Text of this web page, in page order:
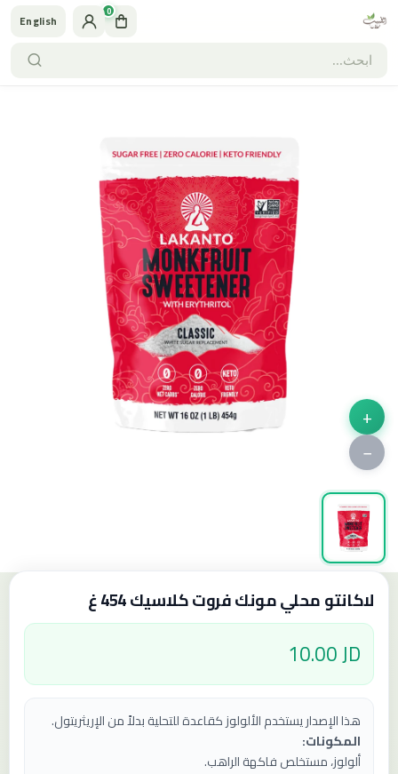
0
English
+
−
لاكانتو محلي مونك فروت كلاسيك 454 غ
10.00 JD
هذا الإصدار يستخدم الألولوز كقاعدة للتحلية بدلاً من الإريثريتول.
المكونات:
ألولوز، مستخلص فاكهة الراهب.